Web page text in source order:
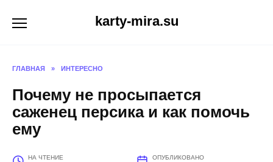
karty-mira.su
ГЛАВНАЯ » ИНТЕРЕСНО
Почему не просыпается
саженец персика и как помочь
ему
НА ЧТЕНИЕ ОПУБЛИКОВАНО